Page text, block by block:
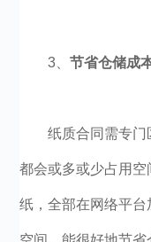
3、节省仓储成
纸质合同需专门
都会或多或少占用
纸，全部在网络平